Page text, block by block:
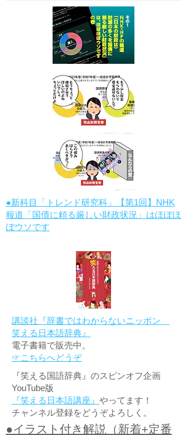
●新科目「トレンド研究科」【第1回】NHK
報道「国債に頼る厳しい財政状況」はほぼほ
ぼウソです
講談社『辞書ではわからないニッポン
笑える日本語辞典』
電子書籍で販売中。
☞こちらへどうぞ
『笑える国語辞典』のスピンオフ企画
YouTube版
『笑える日本語講座』 やってます！
チャンネル登録をどうぞよろしく。
●イラスト付き解説（新着+定番